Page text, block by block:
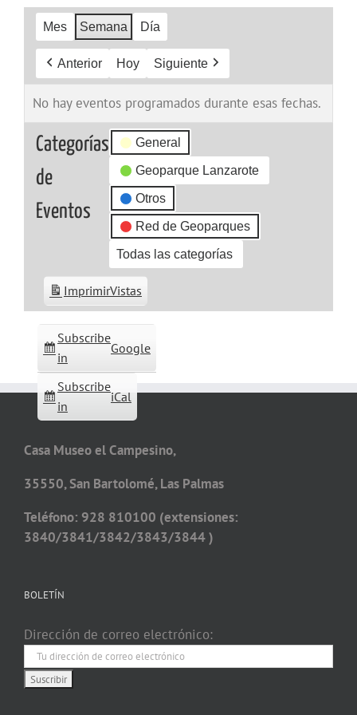
Mes Semana Día
Anterior Hoy Siguiente
No hay eventos programados durante esas fechas.
Categorías
de
Eventos
General
Geoparque Lanzarote
Otros
Red de Geoparques
Todas las categorías
Subscribe
in
Google
Subscribe
in
iCal
ImprimirVistas
Casa Museo el Campesino,
35550, San Bartolomé, Las Palmas
Teléfono: 928 810100 (extensiones:
3840/3841/3842/3843/3844 )
BOLETÍN
Dirección de correo electrónico: